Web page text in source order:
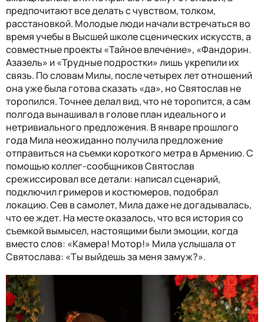
предпочитают все делать с чувством, толком,
расстановкой. Молодые люди начали встречаться во
время учебы в Высшей школе сценических искусств, а
совместные проекты «Тайное влечение», «Фандорин.
Азазель» и «Трудные подростки» лишь укрепили их
связь. По словам Милы, после четырех лет отношений
она уже была готова сказать «да», но Святослав не
торопился. Точнее делал вид, что не торопится, а сам
полгода вынашивал в голове план идеального и
нетривиального предложения. В январе прошлого
года Мила неожиданно получила предложение
отправиться на съемки короткого метра в Армению. С
помощью коллег-сообщников Святослав
срежиссировал все детали: написал сценарий,
подключил гримеров и костюмеров, подобрал
локацию. Сев в самолет, Мила даже не догадывалась,
что ее ждет. На месте оказалось, что вся история со
съемкой вымысел, настоящими были эмоции, когда
вместо слов: «Камера! Мотор!» Мила услышала от
Святослава: «Ты выйдешь за меня замуж?».